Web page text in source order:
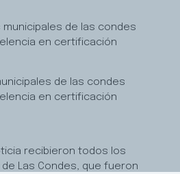
de las condes
en certificación
recibieron todos los
Las Condes, que fueron